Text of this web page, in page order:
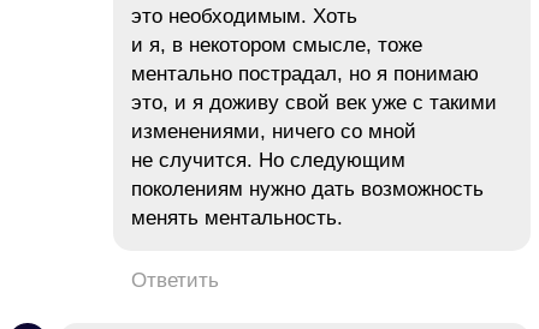
это необходимым. Хоть
и я, в некотором смысле, тоже
ментально пострадал, но я понимаю
это, и я доживу свой век уже с такими
изменениями, ничего со мной
не случится. Но следующим
поколениям нужно дать возможность
менять ментальность.
Ответить